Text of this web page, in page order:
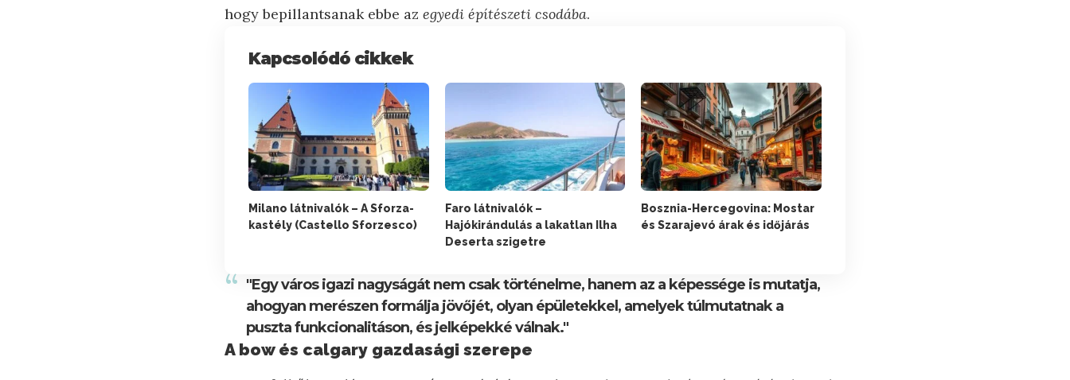
hogy bepillantsanak ebbe az egyedi építészeti csodába.
Kapcsolódó cikkek
Milano látnivalók – A Sforza-
kastély (Castello Sforzesco)
Faro látnivalók –
Hajókirándulás a lakatlan Ilha
Deserta szigetre
Bosznia-Hercegovina: Mostar
és Szarajevó árak és időjárás
"Egy város igazi nagyságát nem csak történelme, hanem az a képessége is mutatja,
ahogyan merészen formálja jövőjét, olyan épületekkel, amelyek túlmutatnak a
puszta funkcionalitáson, és jelképekké válnak."
A bow és calgary gazdasági szerepe